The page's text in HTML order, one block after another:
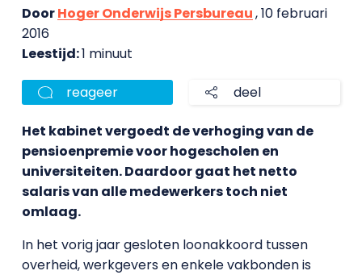
DoorHoger Onderwijs Persbureau, 10 februari
2016
Leestijd:1 minuut
reageer deel
Het kabinet vergoedt de verhoging van de
pensioenpremie voor hogescholen en
universiteiten. Daardoor gaat het netto
salaris van alle medewerkers toch niet
omlaag.
In het vorig jaar gesloten loonakkoord tussen
overheid, werkgevers en enkele vakbonden is